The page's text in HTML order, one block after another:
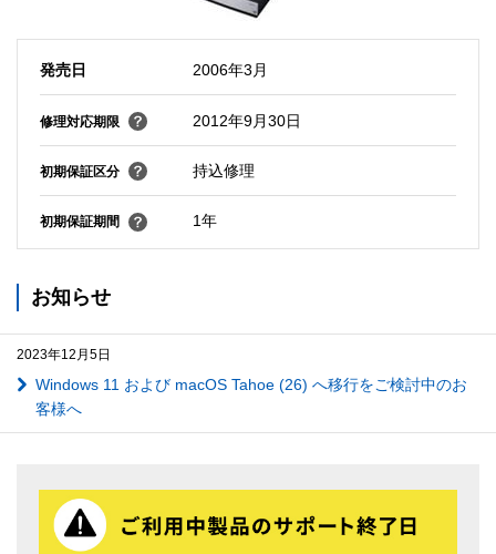
発売日 2006年3月
修理対応期限 2012年9月30日
初期保証区分 持込修理
初期保証期間 1年
お知らせ
2023年12月5日
Windows 11 および macOS Tahoe (26) へ移行をご検討中のお
客様へ